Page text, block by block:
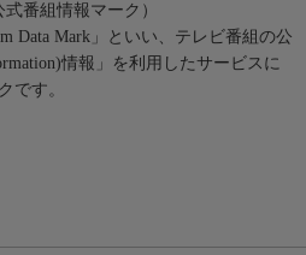
番組情報マーク）
Data Mark」といい、テレビ番組の公
情報」を利用したサービスに
です。